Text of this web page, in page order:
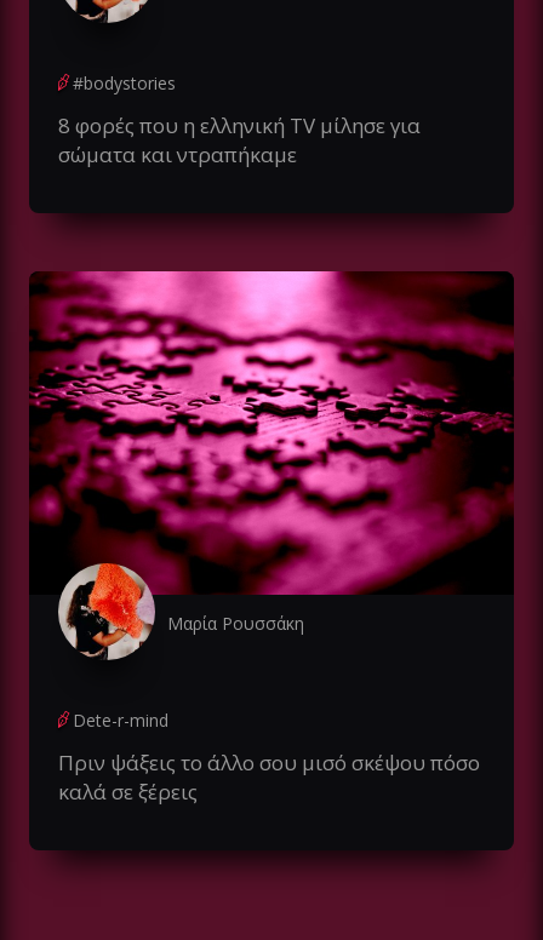
#bodystories
8 φορές που η ελληνική TV μίλησε για
σώματα και ντραπήκαμε
Μαρία Ρουσσάκη
Dete-r-mind
Πριν ψάξεις το άλλο σου μισό σκέψου πόσο
καλά σε ξέρεις